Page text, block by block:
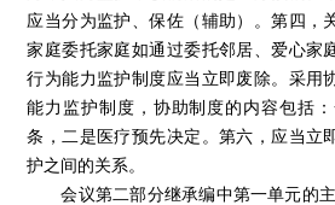
计。
在自由讨论环节中，学者们的主要
编应更名为亲属编。第二，立法总体思
制度中仍存有缺憾的制度应当在亲属编
其增加监护监督制度，一是设定监护监
制度。第三，从立法内容上讲，监护包
人的监护和辅助。未成年人监护分为